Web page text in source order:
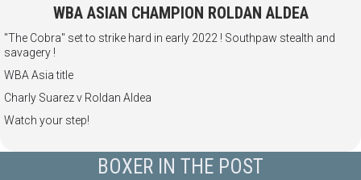
WBA ASIAN CHAMPION ROLDAN ALDEA
"The Cobra" set to strike hard in early 2022 ! Southpaw stealth and
savagery !
WBA Asia title
Charly Suarez v Roldan Aldea
Watch your step!
BOXER IN THE POST